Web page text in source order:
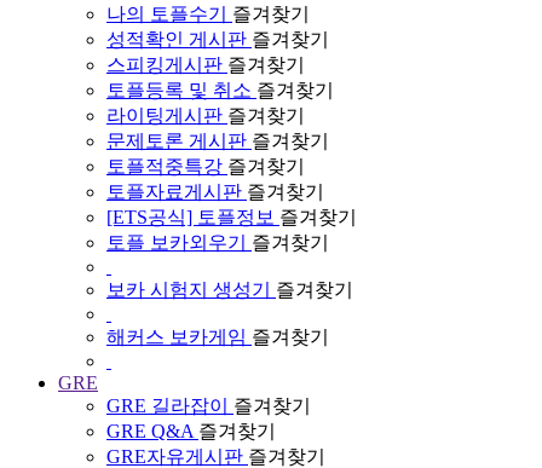
나의 토플수기
즐겨찾기
성적확인 게시판 즐겨찾기
스피킹게시판 즐겨찾기
토플등록 및 취소 즐겨찾기
라이팅게시판 즐겨찾기
문제토론 게시판 즐겨찾기
토플적중특강 즐겨찾기
토플자료게시판 즐겨찾기
[ETS공식] 토플정보 즐겨찾기
토플 보카외우기
즐겨찾기
보카 시험지 생성기 즐겨찾기
해커스 보카게임 즐겨찾기
GRE
GRE 길라잡이
즐겨찾기
GRE Q&A 즐겨찾기
GRE자유게시판 즐겨찾기